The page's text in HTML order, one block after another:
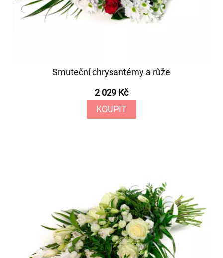
Smuteční chrysantémy a růže
2 029 Kč
KOUPIT